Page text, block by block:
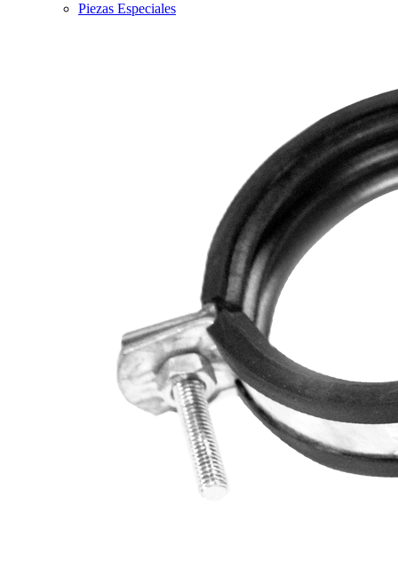
Piezas Especiales